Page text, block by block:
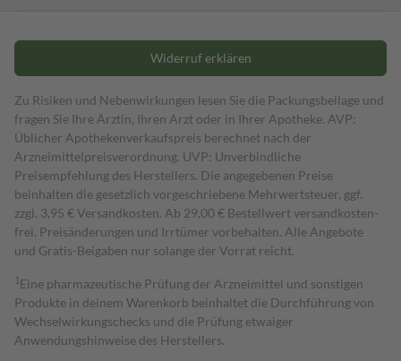
Widerruf erklären
Zu Risiken und Nebenwirkungen lesen Sie die Packungsbeilage und
fragen Sie Ihre Ärztin, Ihren Arzt oder in Ihrer Apotheke. AVP:
Üblicher Apothekenverkaufspreis berechnet nach der
Arzneimittelpreisverordnung. UVP: Unverbindliche
Preisempfehlung des Herstellers. Die angegebenen Preise
beinhalten die gesetzlich vorgeschriebene Mehrwertsteuer, ggf.
zzgl. 3,95 € Versandkosten. Ab 29,00 € Bestell­wert versand­kosten­
frei. Preisänderungen und Irrtümer vorbehalten. Alle Angebote
und Gratis-Beigaben nur solange der Vorrat reicht.
1 Eine pharmazeutische Prüfung der Arzneimittel und sonstigen
Produkte in deinem Warenkorb beinhaltet die Durchführung von
Wechselwirkungschecks und die Prüfung etwaiger
Anwendungshinweise des Herstellers.